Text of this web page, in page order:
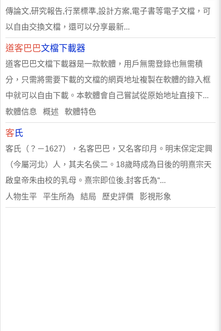
傳論文,研究報告,行業標準,設計方案,電子書等電子文檔，可
以自由交換文檔，還可以分享最新...
道客巴巴文檔下載器
道客巴巴文檔下載器是一款軟體，用戶無需登錄也無需積
分，只需將需要下載的文檔的網頁地址複製在軟體的錄入框
中就可以自由下載。本軟體會自己嘗試從原始地址直接下...
軟體信息 概述 軟體特色
客氏
客氏（？－1627），名客巴巴，又名客印月。明末保定定興
（今屬河北）人，其夫名侯二。18歲時成為日後的明熹宗天
啟皇帝朱由校的乳母。熹宗即位後,封客氏為“...
人物生平 平生所為 結局 歷史評價 影視形象